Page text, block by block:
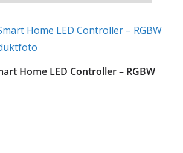
Home LED Controller – RGBW